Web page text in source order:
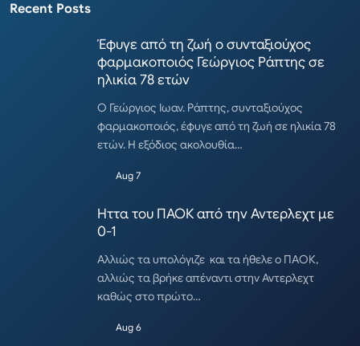
Recent Posts
Έφυγε από τη ζωή ο συνταξιούχος
φαρμακοποιός Γεώργιος Ράπτης σε
ηλικία 78 ετών
Ο Γεώργιος Ιωαν. Ράπτης, συνταξιούχος
φαρμακοποιός, έφυγε από τη ζωή σε ηλικία 78
ετών. Η εξόδιος ακολουθία…
Aug 7
Ηττα του ΠΑΟΚ από την Αντερλεχτ με
0-1
Αλλιώς τα υπολόγιζε και τα ήθελε ο ΠΑΟΚ,
αλλιώς τα βρήκε απέναντι στην Αντερλεχτ
καθώς στο πρώτο…
Aug 6